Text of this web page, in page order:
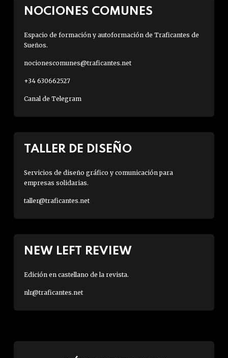
NOCIONES COMUNES
Espacio de formación y autoformación de Traficantes de
Sueños.
nocionescomunes@traficantes.net
+34 630662527
Canal de Telegram
TALLER DE DISEÑO
Servicios de diseño gráfico y comunicación para
empresas solidarias.
taller@traficantes.net
NEW LEFT REVIEW
Edición en castellano de la revista.
nlr@traficantes.net